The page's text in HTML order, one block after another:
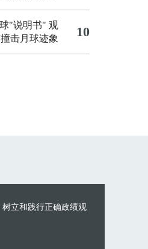
"说明书" 观
击月球迹象
10
树立和践行正确政绩观